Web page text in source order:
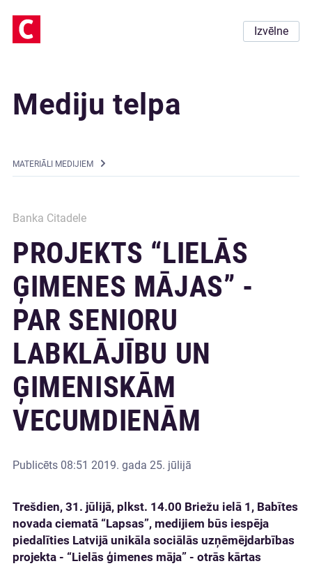
Izvēlne
Mediju telpa
MATERIĀLI MEDIJIEM
Banka Citadele
PROJEKTS “LIELĀS
ĢIMENES MĀJAS” -
PAR SENIORU
LABKLĀJĪBU UN
ĢIMENISKĀM
VECUMDIENĀM
Publicēts 08:51 2019. gada 25. jūlijā
Trešdien, 31. jūlijā, plkst. 14.00 Briežu ielā 1, Babītes
novada ciematā “Lapsas”, medijiem būs iespēja
piedalīties Latvijā unikāla sociālās uzņēmējdarbības
projekta - “Lielās ģimenes māja” - otrās kārtas